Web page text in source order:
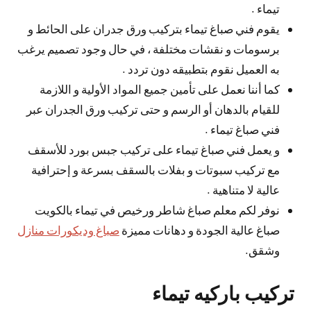
تيماء .
يقوم فني صباغ تيماء بتركيب ورق جدران على الحائط و
برسومات و نقشات مختلفة ، في حال وجود تصميم يرغب
به العميل نقوم بتطبيقه دون تردد .
كما أننا نعمل على تأمين جميع المواد الأولية و اللازمة
للقيام بالدهان أو الرسم و حتى تركيب ورق الجدران عبر
فني صباغ تيماء .
و يعمل فني صباغ تيماء على تركيب جبس بورد للأسقف
مع تركيب سبوتات و بفلات بالسقف بسرعة و إحترافية
عالية لا متناهية .
نوفر لكم معلم صباغ شاطر ورخيص في تيماء بالكويت
صباغ عالية الجودة و دهانات مميزةصباغ وديكورات منازل
وشقق.
تركيب باركيه تيماء